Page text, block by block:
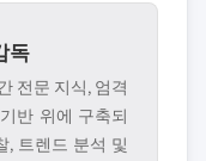
독
전문 지식, 엄격
반 위에 구축되
, 트렌드 분석 및